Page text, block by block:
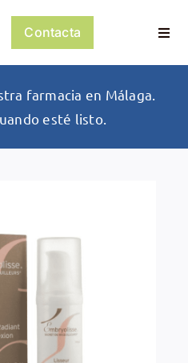
Contacta
farmacia en Málaga.
esté listo.